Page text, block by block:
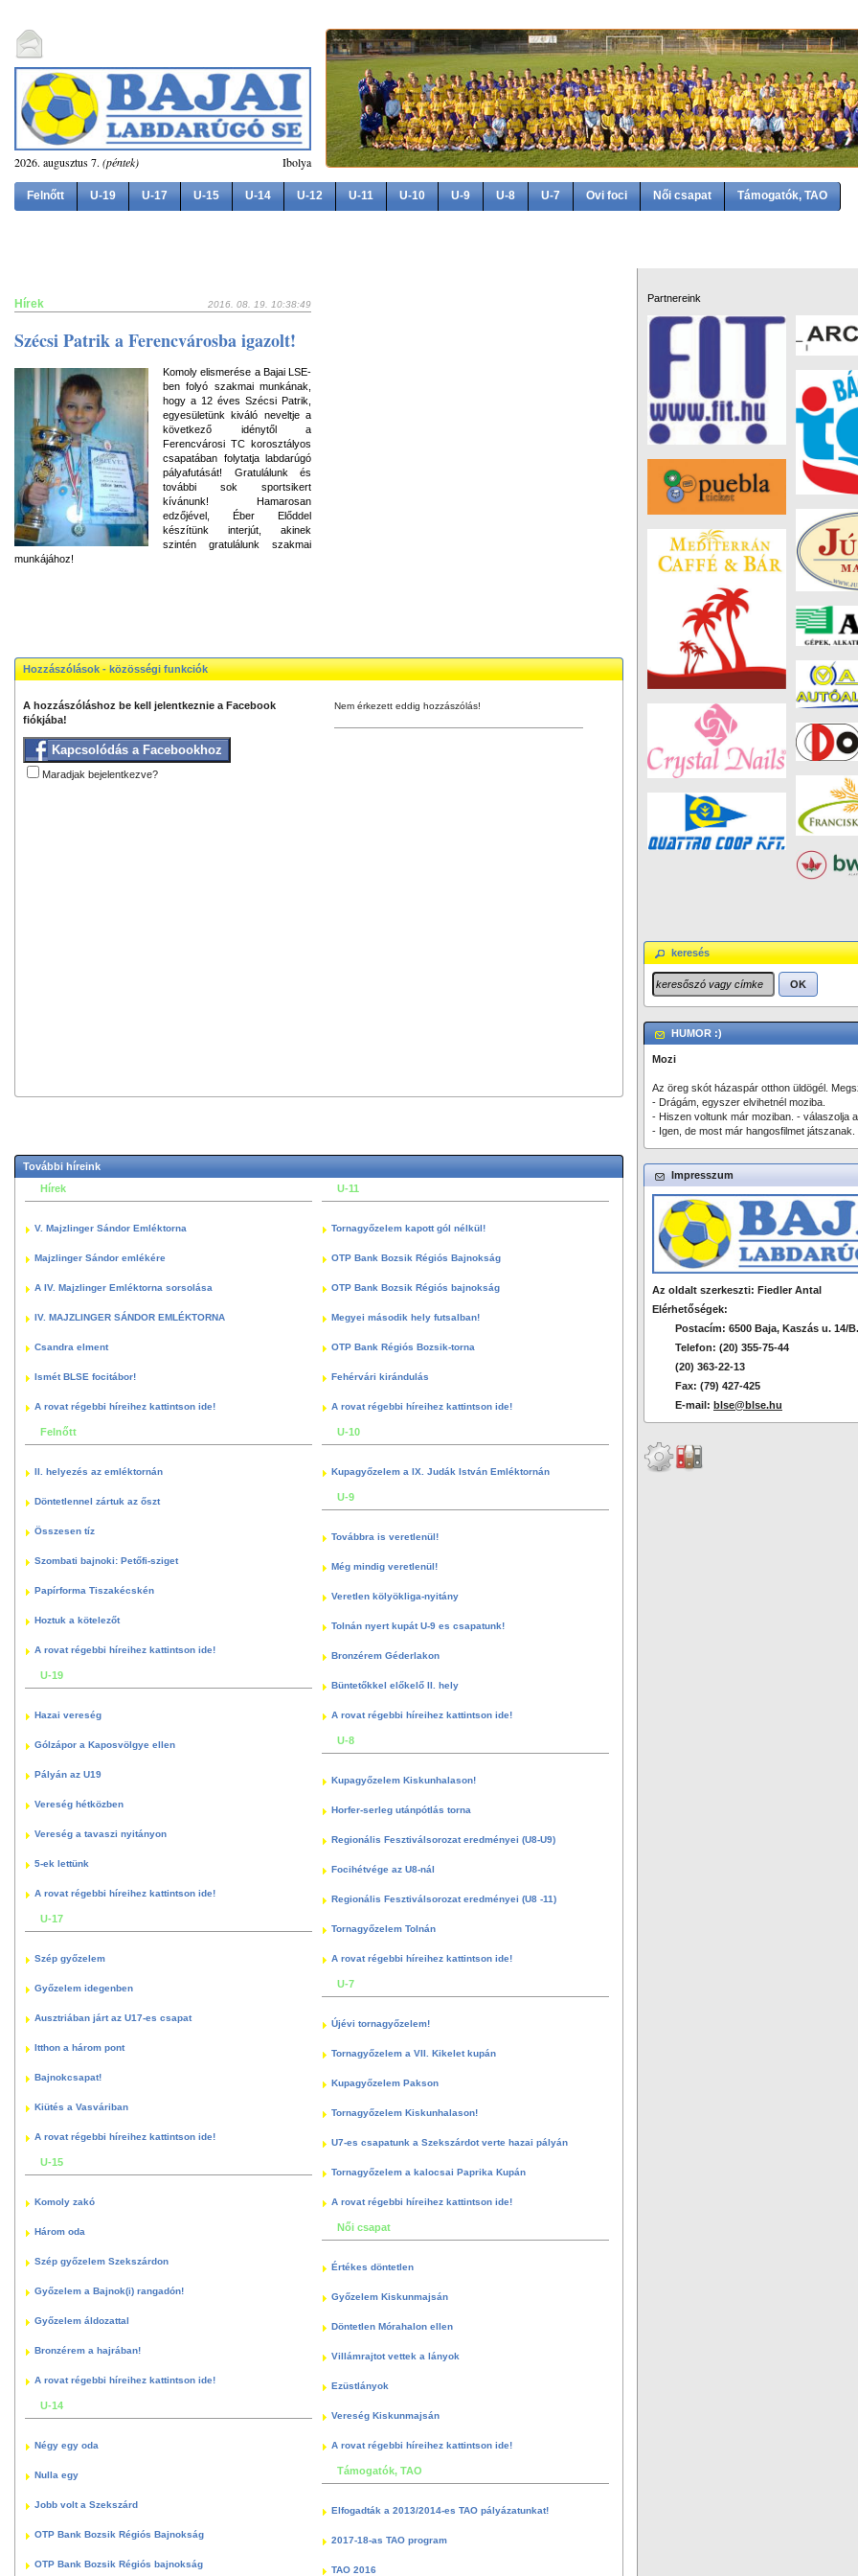
2026. augusztus 7. (péntek) Ibolya
Felnőtt U-19 U-17 U-15 U-14 U-12 U-11 U-10 U-9 U-8 U-7 Ovi foci Női csapat Támogatók, TAO
Hírek 2016. 08. 19. 10:38:49
Szécsi Patrik a Ferencvárosba igazolt!
Komoly elismerése a Bajai LSE-
ben folyó szakmai munkának,
hogy a 12 éves Szécsi Patrik,
egyesületünk kiváló neveltje a
következő idénytől a
Ferencvárosi TC korosztályos
csapatában folytatja labdarúgó
pályafutását! Gratulálunk és
további sok sportsikert
kívánunk! Hamarosan
edzőjével, Éber Előddel
készítünk interjút, akinek
szintén gratulálunk szakmai
munkájához!
Hozzászólások - közösségi funkciók
A hozzászóláshoz be kell jelentkeznie a Facebook
fiókjába!
Kapcsolódás a Facebookhoz
Maradjak bejelentkezve?
Nem érkezett eddig hozzászólás!
További híreink
Hírek
V. Majzlinger Sándor Emléktorna
Majzlinger Sándor emlékére
A IV. Majzlinger Emléktorna sorsolása
IV. MAJZLINGER SÁNDOR EMLÉKTORNA
Csandra elment
Ismét BLSE focitábor!
A rovat régebbi híreihez kattintson ide!
Felnőtt
II. helyezés az emléktornán
Döntetlennel zártuk az őszt
Összesen tíz
Szombati bajnoki: Petőfi-sziget
Papírforma Tiszakécskén
Hoztuk a kötelezőt
A rovat régebbi híreihez kattintson ide!
U-19
Hazai vereség
Gólzápor a Kaposvölgye ellen
Pályán az U19
Vereség hétközben
Vereség a tavaszi nyitányon
5-ek lettünk
A rovat régebbi híreihez kattintson ide!
U-17
Szép győzelem
Győzelem idegenben
Ausztriában járt az U17-es csapat
Itthon a három pont
Bajnokcsapat!
Kiütés a Vasváriban
A rovat régebbi híreihez kattintson ide!
U-15
Komoly zakó
Három oda
Szép győzelem Szekszárdon
Győzelem a Bajnok(i) rangadón!
Győzelem áldozattal
Bronzérem a hajrában!
A rovat régebbi híreihez kattintson ide!
U-14
Négy egy oda
Nulla egy
Jobb volt a Szekszárd
OTP Bank Bozsik Régiós Bajnokság
OTP Bank Bozsik Régiós bajnokság
U-11
Tornagyőzelem kapott gól nélkül!
OTP Bank Bozsik Régiós Bajnokság
OTP Bank Bozsik Régiós bajnokság
Megyei második hely futsalban!
OTP Bank Régiós Bozsik-torna
Fehérvári kirándulás
A rovat régebbi híreihez kattintson ide!
U-10
Kupagyőzelem a IX. Judák István Emléktornán
U-9
Továbbra is veretlenül!
Még mindig veretlenül!
Veretlen kölyökliga-nyitány
Tolnán nyert kupát U-9 es csapatunk!
Bronzérem Géderlakon
Büntetőkkel előkelő II. hely
A rovat régebbi híreihez kattintson ide!
U-8
Kupagyőzelem Kiskunhalason!
Horfer-serleg utánpótlás torna
Regionális Fesztiválsorozat eredményei (U8-U9)
Focihétvége az U8-nál
Regionális Fesztiválsorozat eredményei (U8 -11)
Tornagyőzelem Tolnán
A rovat régebbi híreihez kattintson ide!
U-7
Újévi tornagyőzelem!
Tornagyőzelem a VII. Kikelet kupán
Kupagyőzelem Pakson
Tornagyőzelem Kiskunhalason!
U7-es csapatunk a Szekszárdot verte hazai pályán
Tornagyőzelem a kalocsai Paprika Kupán
A rovat régebbi híreihez kattintson ide!
Női csapat
Értékes döntetlen
Győzelem Kiskunmajsán
Döntetlen Mórahalon ellen
Villámrajtot vettek a lányok
Ezüstlányok
Vereség Kiskunmajsán
A rovat régebbi híreihez kattintson ide!
Támogatók, TAO
Elfogadták a 2013/2014-es TAO pályázatunkat!
2017-18-as TAO program
TAO 2016
Partnereink
keresés
OK
HUMOR :)
Mozi
Az öreg skót házaspár otthon üldögél.
- Drágám, egyszer elvihetnél moziba.
- Hiszen voltunk már moziban. - válaszolja
- Igen, de most már hangosfilmet játszanak.
Impresszum
Az oldalt szerkeszti: Fiedler Antal
Elérhetőségek:
Postacím: 6500 Baja, Kaszás u. 14/B.
Telefon: (20) 355-75-44
(20) 363-22-13
Fax: (79) 427-425
E-mail: blse@blse.hu